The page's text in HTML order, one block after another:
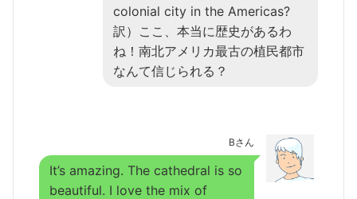
colonial city in the Americas?
訳）ここ、本当に歴史があるわ
ね！南北アメリカ最古の植民都市
なんて信じられる？
Bさん
It’s amazing. The cathedral is so
beautiful. I love the mix of